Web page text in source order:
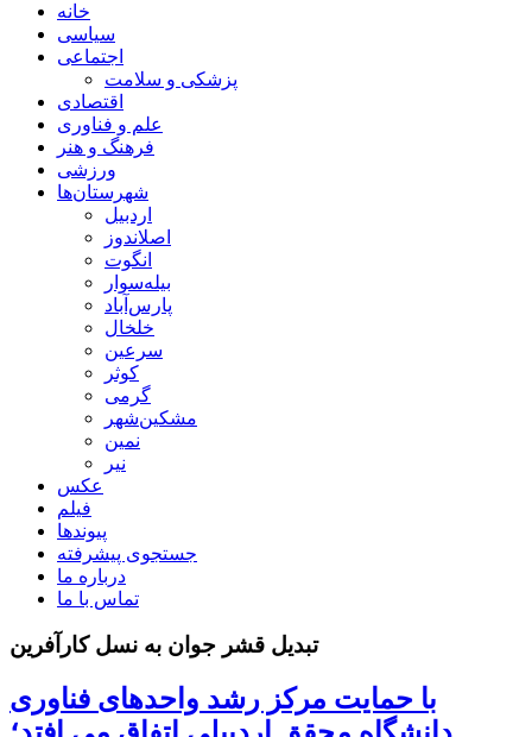
خانه
سیاسی
اجتماعی
پزشکی و سلامت
اقتصادی
علم و فناوری
فرهنگ و هنر
ورزشی
شهرستان‌ها
اردبیل
اصلاندوز
انگوت
بیله‌سوار
پارس‌آباد
خلخال
سرعین
کوثر
گرمی
مشکین‌شهر
نمین
نیر
عکس
فیلم
پیوندها
جستجوی پیشرفته
درباره ما
تماس با ما
تبدیل قشر جوان به نسل کارآفرین
با حمایت مرکز رشد واحدهای فناوری